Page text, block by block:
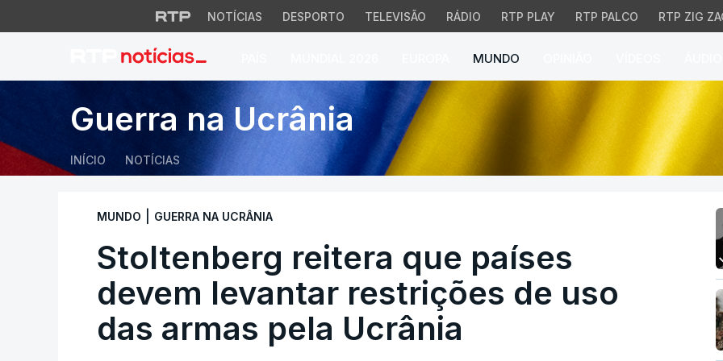
NOTÍCIAS DESPORTO TELEVISÃO RÁDIO RTP PLAY RTP PALCO RTP ZIG
MUNDO
Stoltenberg reitera que países devem
Guerra na Ucrânia
INÍCIO NOTÍCIAS
MUNDO GUERRA NA UCRÂNIA
Stoltenberg reitera que países
devem levantar restrições de uso
das armas pela Ucrânia